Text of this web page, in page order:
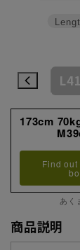
L41cm/78cm
173cm
Find
あく
商品説明